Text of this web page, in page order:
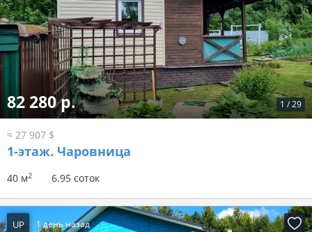
1 /29
82 280 р.
≈ 27 907 $
1-этаж. Чаровница
40 м2 6.95 соток
UP 1 день назад